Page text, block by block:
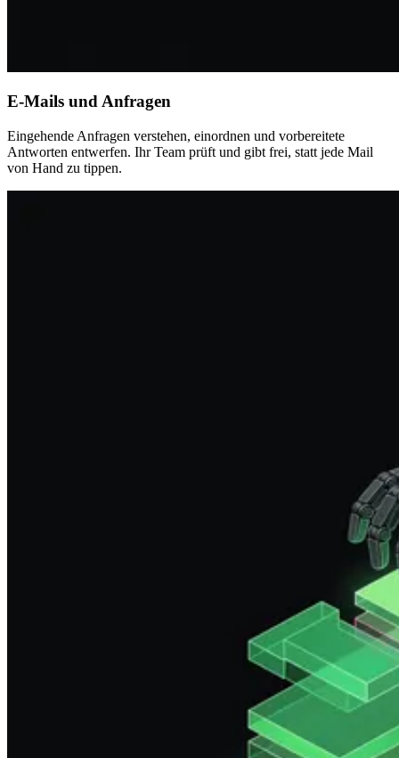
E-Mails und Anfragen
Eingehende Anfragen verstehen, einordnen und vorbereitete
Antworten entwerfen. Ihr Team prüft und gibt frei, statt jede Mail
von Hand zu tippen.